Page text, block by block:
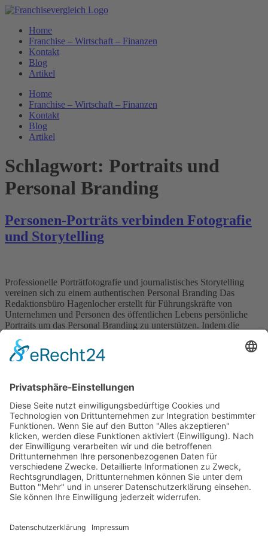
Zum
springenHome
Franchise – Wirtschaft – Finanzen
Kontakt
Blog
Artikel
Home
Franchise – Wirtschaft – Finanzen
Kontakt
Blog
Artikel
Schlagwort: Portraits und
Personal Branding
Personen-Porträts verbinden Fotografie
und Storytelling
Professionelle Porträtfotografie und journalistisches Storytelling
vereinen sich zu einem authentischen Personal Branding Das
Redaktionsbüro Hagenlocher erstellt für Führungskräfte von
Unternehmen und Personen des öffentlichen Lebens persönliche
Portraits um das Personal Branding zu unterstützen. Indem die
werden, entstehen Vertrauen und eine starke Beziehung zu den
jeweiligen Stakeholdern. Mit […]
Impressum
Datenschutz
Kooperation
Werbung
Presse- und Öffentlichkeitsarbeit
Aktuelles
Themenwelt